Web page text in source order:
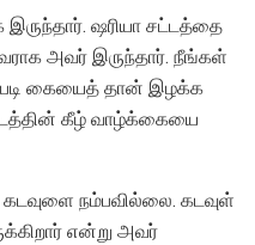
ஷரியா சட்டத்தை
அவர் இருந்தார். நீங்கள்
கையைத் தான் இழக்க
கீழ் வாழ்க்கையை
நம்பவில்லை. கடவுள்
என்று அவர்